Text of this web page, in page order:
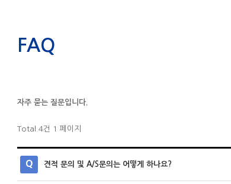
FAQ
자주 묻는 질문입니다.
Total 4건 1 페이지
Q 견적 문의 및 A/S문의는 어떻게 하나요?